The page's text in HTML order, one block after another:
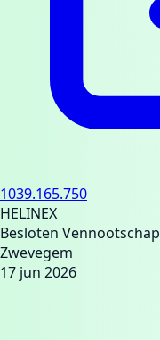
1039.165.750
HELINEX
Besloten Vennootschap
Zwevegem
17 jun 2026